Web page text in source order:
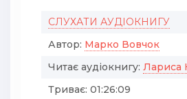
СЛУХАТИ АУДІОКНИГУ
Автор: Марко Вовчок
Читає аудіокнигу: Лариса
Триває: 01:26:09